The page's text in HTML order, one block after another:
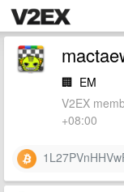
🏢 EM
V2EX
+08:00